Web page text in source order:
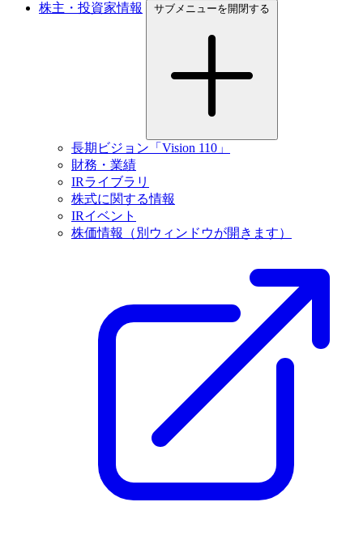
株主・投資家情報 サブメニューを開閉する
長期ビジョン「Vision 110」
財務・業績
IRライブラリ
株式に関する情報
IRイベント
株価情報
（別ウィンドウが開きます）